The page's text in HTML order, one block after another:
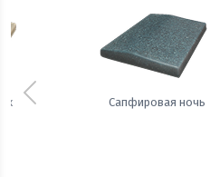
Сапфировая ночь
Предыдущий